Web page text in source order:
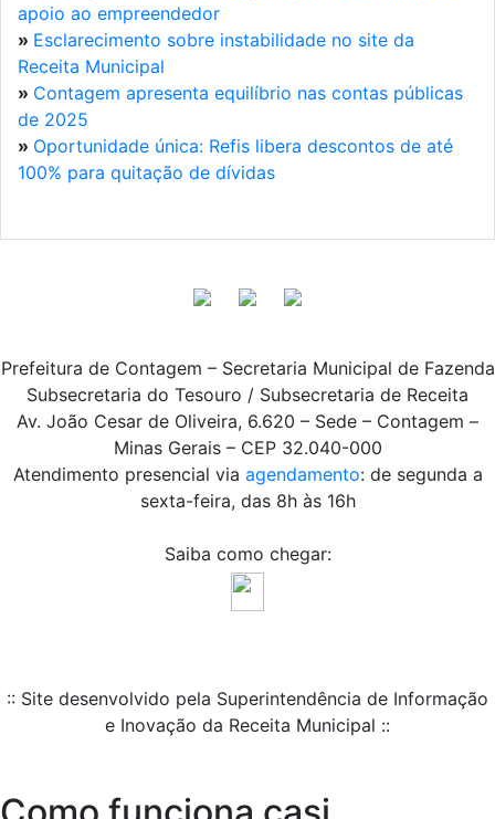
apoio ao empreendedor
» Esclarecimento sobre instabilidade no site da
Receita Municipal
» Contagem apresenta equilíbrio nas contas públicas
de 2025
» Oportunidade única: Refis libera descontos de até
100% para quitação de dívidas
Prefeitura de Contagem – Secretaria Municipal de Fazenda
Subsecretaria do Tesouro / Subsecretaria de Receita
Av. João Cesar de Oliveira, 6.620 – Sede – Contagem –
Minas Gerais – CEP 32.040-000
Atendimento presencial via agendamento: de segunda a
sexta-feira, das 8h às 16h
Saiba como chegar:
:: Site desenvolvido pela Superintendência de Informação
e Inovação da Receita Municipal ::